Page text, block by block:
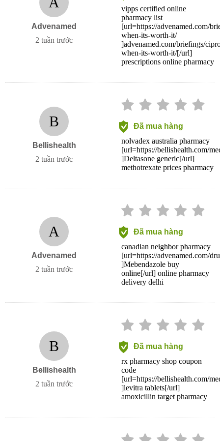
Advenamed
2 tuần trước
vipps certified online
pharmacy list
[url=https://advenamed.com/
when-its-worth-it/
]advenamed.com/briefings/
when-its-worth-it/[/url]
prescriptions online pharmacy
B
Bellishealth
2 tuần trước
Đã mua hàng
nolvadex australia pharmacy
[url=https://bellishealth.com/
]Deltasone generic[/url]
methotrexate prices pharmacy
A
Advenamed
2 tuần trước
Đã mua hàng
canadian neighbor pharmacy
[url=https://advenamed.com/
]Mebendazole buy
online[/url] online pharmacy
delivery delhi
B
Bellishealth
2 tuần trước
Đã mua hàng
rx pharmacy shop coupon
code
[url=https://bellishealth.com/
]levitra tablets[/url]
amoxicillin target pharmacy